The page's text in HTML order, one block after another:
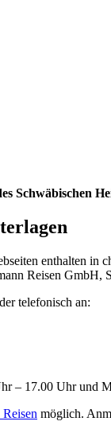
Schwäbischen
enthalten
Reisen
telefonisch an:
– 17.00 Uhr und
möglich.